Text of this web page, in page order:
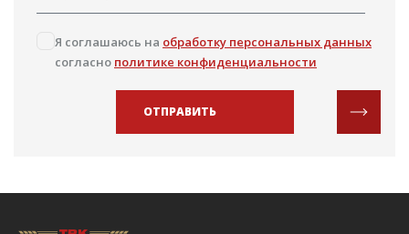
Я соглашаюсь на обработку персональных данных
согласно политике конфиденциальности
ОТПРАВИТЬ